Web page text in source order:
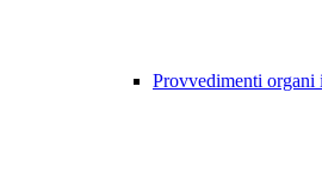
Provvedimenti